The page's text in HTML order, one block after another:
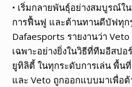
• เริ่มกลายพันธุ์อย่างสมบูรณ์
การฟื้นฟู และต้านทานดีบัฟทุ
Dafaesports รายงานว่า
เฉพาะอย่างยิ่งในวิธีที่ทีมอีสป
ยูทิลิตี้ ในทุกระดับการเล่น พื้น
และ Veto ถูกออกแบบมาเพื่อ